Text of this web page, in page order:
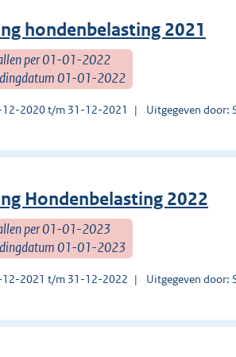
hondenbelasting 2021
per 01-01-2022
01-01-2022
12-2020 t/m 31-12-2021 Uitgegeven door:
Hondenbelasting 2022
per 01-01-2023
01-01-2023
12-2021 t/m 31-12-2022 Uitgegeven door: